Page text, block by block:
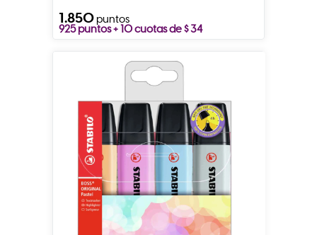
1.850puntos
925 puntos + 10 cuotas de $ 34